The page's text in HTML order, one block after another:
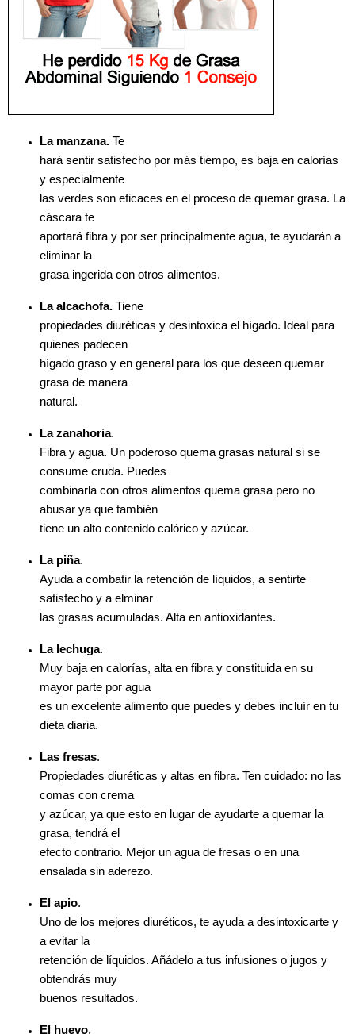
La manzana. Te
hará sentir satisfecho por más tiempo, es baja en calorías
y especialmente
las verdes son eficaces en el proceso de quemar grasa. La
cáscara te
aportará fibra y por ser principalmente agua, te ayudarán a
eliminar la
grasa ingerida con otros alimentos.
La alcachofa. Tiene
propiedades diuréticas y desintoxica el hígado. Ideal para
quienes padecen
hígado graso y en general para los que deseen quemar
grasa de manera
natural.
La zanahoria.
Fibra y agua. Un poderoso quema grasas natural si se
consume cruda. Puedes
combinarla con otros alimentos quema grasa pero no
abusar ya que también
tiene un alto contenido calórico y azúcar.
La piña.
Ayuda a combatir la retención de líquidos, a sentirte
satisfecho y a elminar
las grasas acumuladas. Alta en antioxidantes.
La lechuga.
Muy baja en calorías, alta en fibra y constituida en su
mayor parte por agua
es un excelente alimento que puedes y debes incluír en tu
dieta diaria.
Las fresas.
Propiedades diuréticas y altas en fibra. Ten cuidado: no las
comas con crema
y azúcar, ya que esto en lugar de ayudarte a quemar la
grasa, tendrá el
efecto contrario. Mejor un agua de fresas o en una
ensalada sin aderezo.
El apio.
Uno de los mejores diuréticos, te ayuda a desintoxicarte y
a evitar la
retención de líquidos. Añádelo a tus infusiones o jugos y
obtendrás muy
buenos resultados.
El huevo.